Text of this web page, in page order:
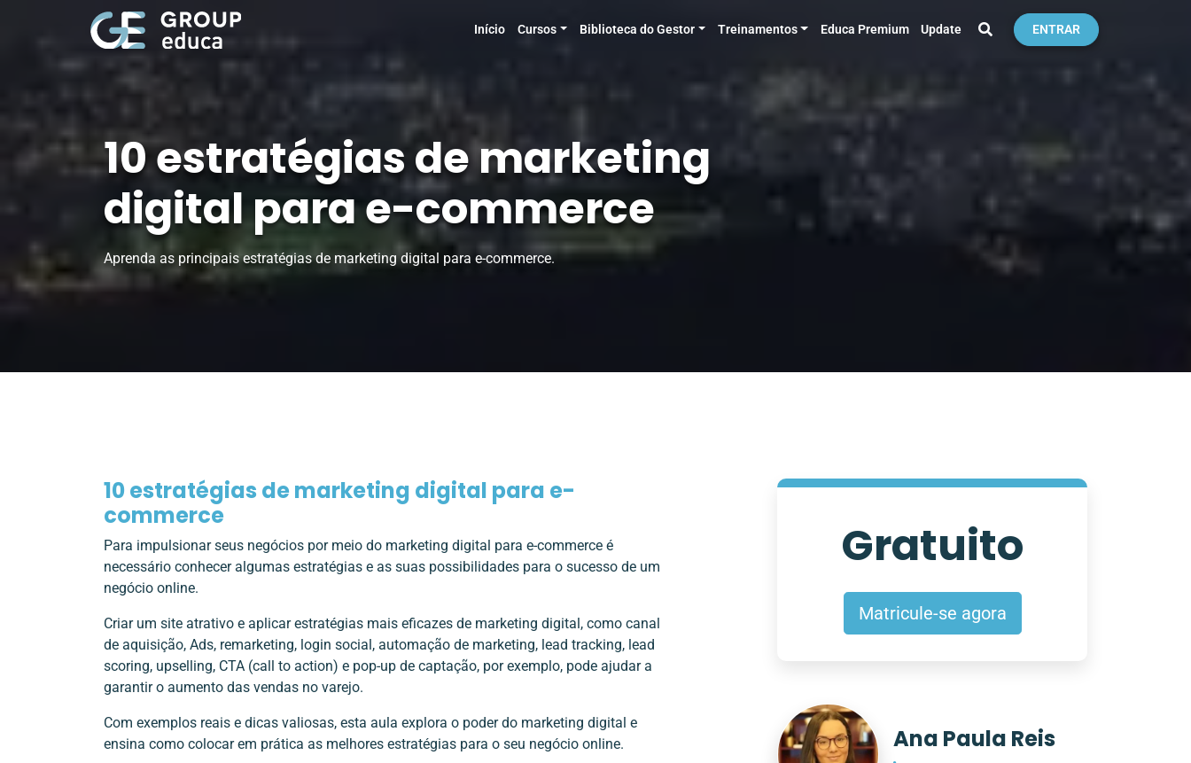
Início Cursos Biblioteca do Gestor Treinamentos Educa Premium Update ENTRAR
10 estratégias de marketing
digital para e-commerce
Aprenda as principais estratégias de marketing digital para e-commerce.
10 estratégias de marketing digital para e-
commerce
Para impulsionar seus negócios por meio do marketing digital para e-commerce é
necessário conhecer algumas estratégias e as suas possibilidades para o sucesso de um
negócio online.
Criar um site atrativo e aplicar estratégias mais eficazes de marketing digital, como canal
de aquisição, Ads, remarketing, login social, automação de marketing, lead tracking, lead
scoring, upselling, CTA (call to action) e pop-up de captação, por exemplo, pode ajudar a
garantir o aumento das vendas no varejo.
Com exemplos reais e dicas valiosas, esta aula explora o poder do marketing digital e
ensina como colocar em prática as melhores estratégias para o seu negócio online.
Gratuito
Matricule-se agora
Ana Paula Reis